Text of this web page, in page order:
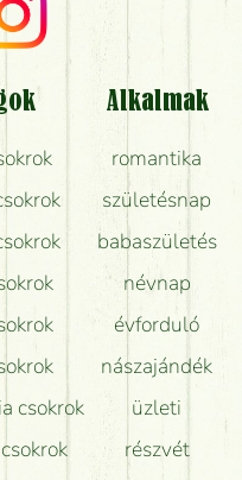
a virágküldésről?
a képen van?
friss a csokor?
boltban?
csokrok
Alkalmak
romantika
születésnap
babaszületés
névnap
évforduló
nászajándék
üzleti
részvét